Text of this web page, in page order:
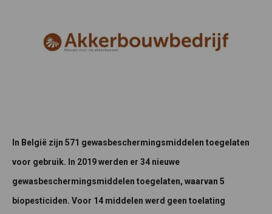
In België zijn 571 gewasbeschermingsmiddelen toegelaten
voor gebruik. In 2019 werden er 34 nieuwe
gewasbeschermingsmiddelen toegelaten, waarvan 5
biopesticiden. Voor 14 middelen werd geen toelating